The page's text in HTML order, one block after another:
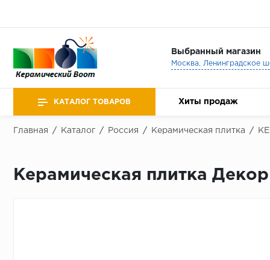
Выбранный магазин
КАТАЛОГ ТОВАРОВ Хиты продаж
Главная / Каталог / Россия / Керамическая плитка /
Керамическая плитка Декор